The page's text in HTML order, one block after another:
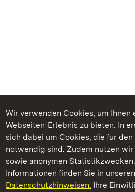
Wir verwenden Cookies, um Ihnen
Webseiten-Erlebnis zu bieten. In
sich dabei um Cookies, die für
notwendig sind. Zudem nutzen
sowie anonymen
Informationen finden Sie in unseren
Datenschutzhinweisen. Ihre
Kommen. Staunen. Genießen.
Staatliche Schlösser und Gärten